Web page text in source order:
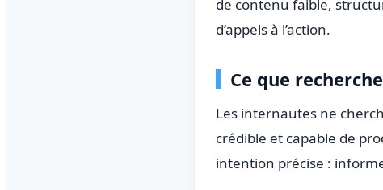
de contenu faible,
d’appels à l’action.
Ce que
Les internautes ne
crédible et capable de
intention précise :